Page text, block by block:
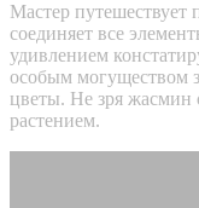
Мастер путешествует
соединяет все
удивлением
особым могуществом
цветы. Не зря жасмин
растением.